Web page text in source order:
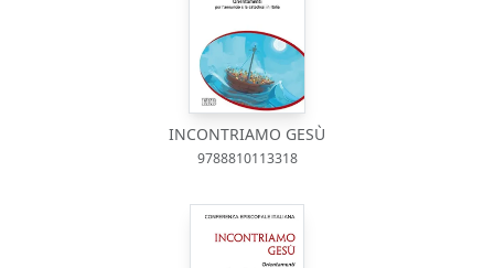
INCONTRIAMO GESÙ
9788810113318